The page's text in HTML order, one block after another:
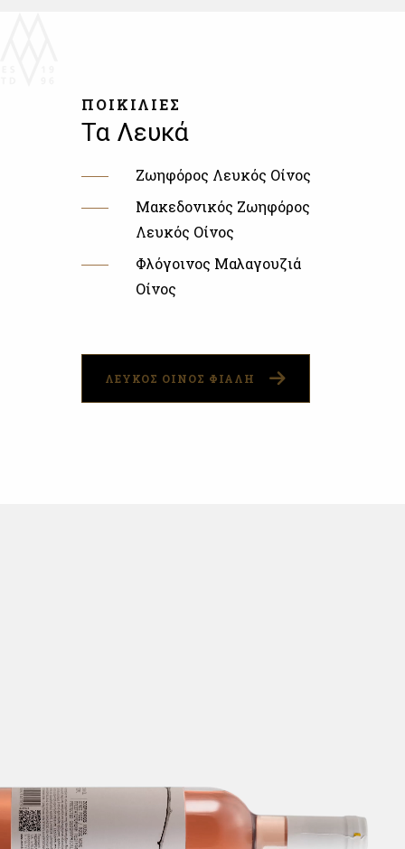
ΠΟΙΚΙΛΙΕΣ
Τα Λευκά
Ζωηφόρος Λευκός Οίνος
Μακεδονικός Ζωηφόρος
Λευκός Οίνος
Φλόγοινος Μαλαγουζιά
Οίνος
ΛΕΥΚΟΣ ΟΙΝΟΣ ΦΙΑΛΗ